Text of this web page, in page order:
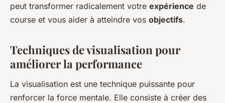
peut transformer radicalement votre expérience de
course et vous aider à atteindre vos objectifs.
Techniques de visualisation pour
améliorer la performance
La visualisation est une technique puissante pour
renforcer la force mentale. Elle consiste à créer des